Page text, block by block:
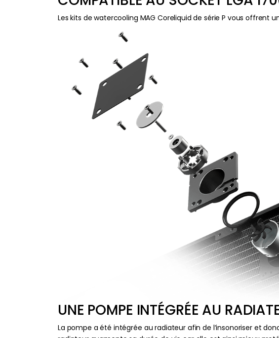
Les kits de watercooling MAG Coreliquid de série P vous offrent
UNE POMPE INTÉGRÉE AU
La pompe a été intégrée au radiateur afin de l’insonoriser et